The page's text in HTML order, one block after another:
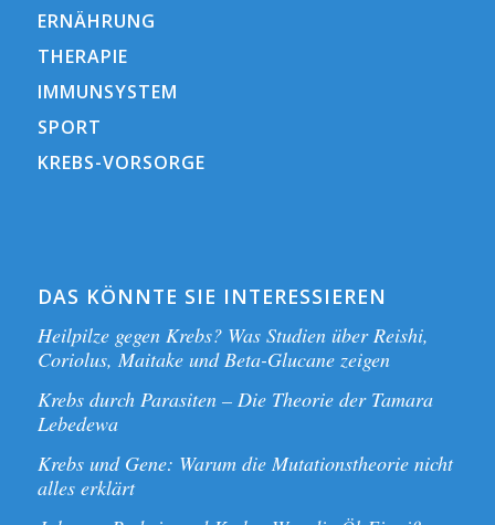
ERNÄHRUNG
THERAPIE
IMMUNSYSTEM
SPORT
KREBS-VORSORGE
DAS KÖNNTE SIE INTERESSIEREN
Heilpilze gegen Krebs? Was Studien über Reishi,
Coriolus, Maitake und Beta-Glucane zeigen
Krebs durch Parasiten – Die Theorie der Tamara
Lebedewa
Krebs und Gene: Warum die Mutationstheorie nicht
alles erklärt